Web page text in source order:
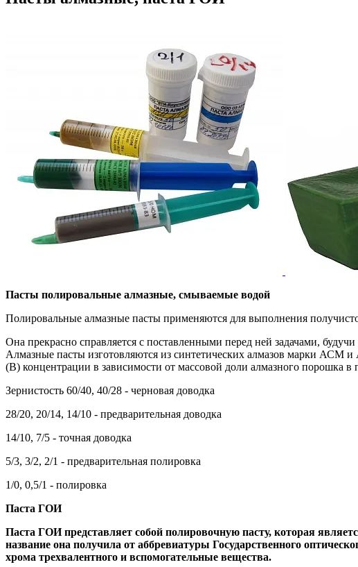
Пасты полировальные алмазные, смываемые водой
Полировальные алмазные пасты применяются для выполнения
Она прекрасно справляется с поставленными перед ней задачами,
Алмазные пасты изготовляются из синтетических алмазов марки
(В) концентрации в зависимости от массовой доли алмазного порошка
Зернистость 60/40, 40/28 - черновая доводка
28/20, 20/14, 14/10 - предварительная доводка
14/10, 7/5 - точная доводка
5/3, 3/2, 2/1 - предварительная полировка
1/0, 0,5/1 - полировка
Паста ГОИ
Паста ГОИ представляет собой полировочную пасту, которая
название она получила от аббревиатуры Государственного
хрома трехвалентного и вспомогательные вещества.